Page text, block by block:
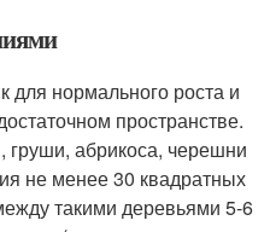
для нормального роста и
пространстве.
груши, абрикоса, черешни
не менее 30 квадратных
такими деревьями 5-6